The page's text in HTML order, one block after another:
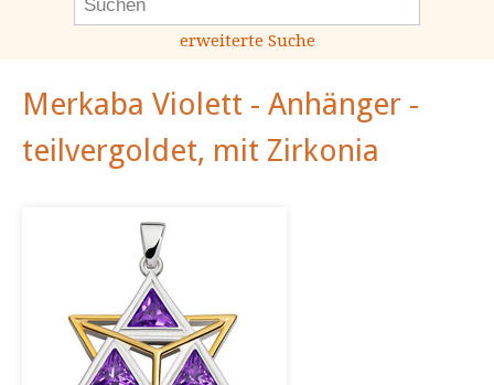
erweiterte Suche
Merkaba Violett - Anhänger -
teilvergoldet, mit Zirkonia